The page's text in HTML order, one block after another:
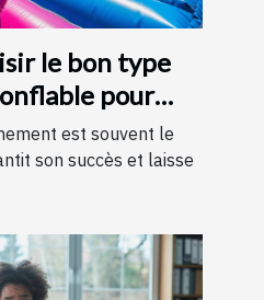
le bon type
pour
est souvent le
son succès et laisse